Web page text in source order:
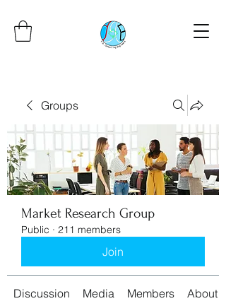
Groups
Market Research Group
Public · 211 members
Join
Discussion Media Members About